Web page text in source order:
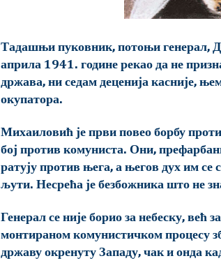
Тадашњи пуковник, потоњи генерал,
априла 1941. године рекао да не
држава, ни седам деценија касније,
окупатора.
Михаиловић је први повео борбу
бој против комуниста. Они,
ратују против њега, а његов дух им се
љути. Несрећа је безбожника што не
Генерал се није борио за небеску, већ
монтираном комунистичком процесу
државу окренуту Западу, чак и онда